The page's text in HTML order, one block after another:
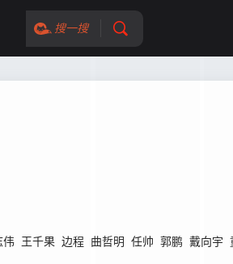
搜一搜
伟 王千果 边程 曲哲明 任帅 郭鹏 戴向宇